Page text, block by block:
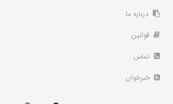
درباره ما
قوانین
تماس
خبرخوان